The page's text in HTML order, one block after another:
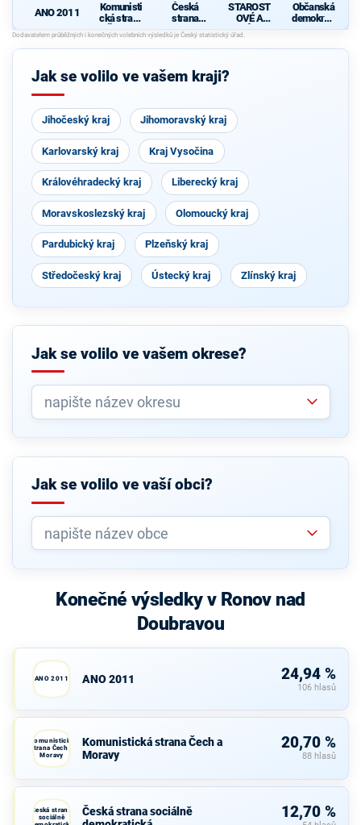
ANO 2011
Komunisti
cká strana
Čech a
Moravy
Česká
strana
sociálně
demokrati
cká
STAROST
OVÉ A
NEZÁVISL
Občanská
demokrati
cká strana
Jak se volilo ve vašem kraji?
Jihočeský kraj Jihomoravský kraj
Karlovarský kraj Kraj Vysočina
Královéhradecký kraj Liberecký kraj
Moravskoslezský kraj Olomoucký kraj
Pardubický kraj Plzeňský kraj
Středočeský kraj Ústecký kraj Zlínský kraj
Jak se volilo ve vašem okrese?
Jak se volilo ve vaší obci?
Konečné výsledky v Ronov nad
Doubravou
ANO 2011 ANO 2011 24,94 %
106 hlasů
Komunistická
strana Čech a
Moravy
Komunistická strana Čech a
Moravy
20,70 %
88 hlasů
Česká strana
sociálně
Česká strana sociálně
12,70 %